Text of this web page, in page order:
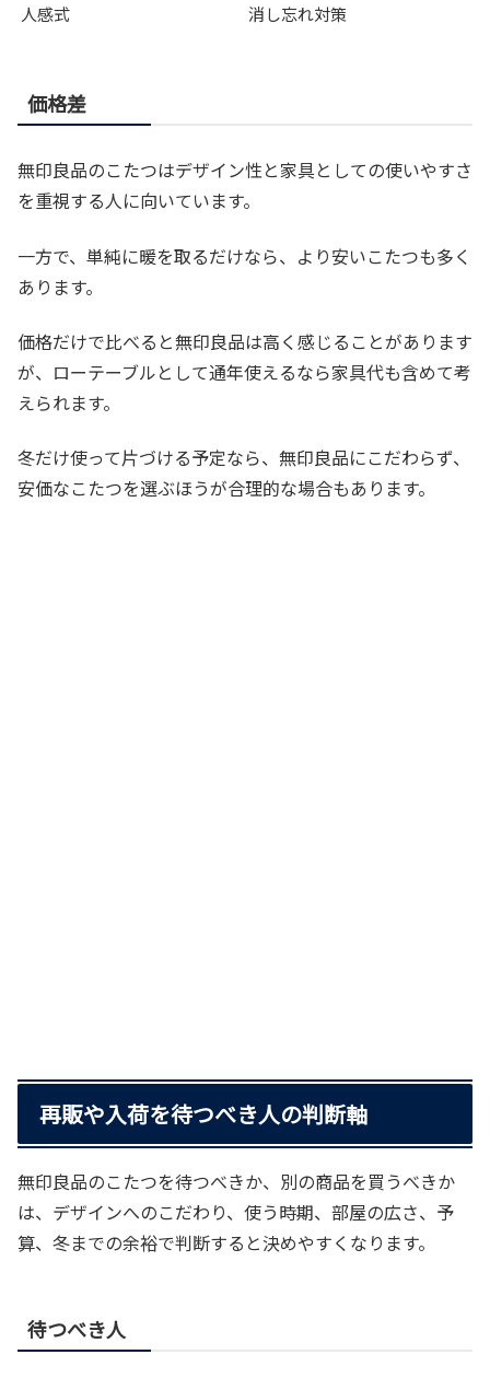
人感式
消し忘れ対策
価格差
無印良品のこたつはデザイン性と家具としての使いやすさ
を重視する人に向いています。
一方で、単純に暖を取るだけなら、より安いこたつも多く
あります。
価格だけで比べると無印良品は高く感じることがあります
が、ローテーブルとして通年使えるなら家具代も含めて考
えられます。
冬だけ使って片づける予定なら、無印良品にこだわらず、
安価なこたつを選ぶほうが合理的な場合もあります。
再販や入荷を待つべき人の判断軸
無印良品のこたつを待つべきか、別の商品を買うべきか
は、デザインへのこだわり、使う時期、部屋の広さ、予
算、冬までの余裕で判断すると決めやすくなります。
待つべき人